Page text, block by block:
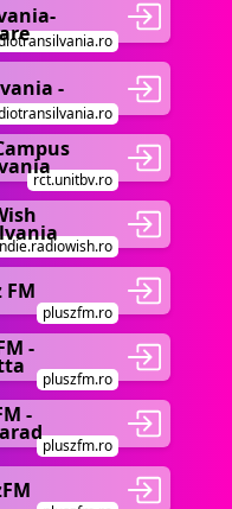
-
rct.unitbv.ro
FM
pluszfm.ro
-
pluszfm.ro
-
pluszfm.ro